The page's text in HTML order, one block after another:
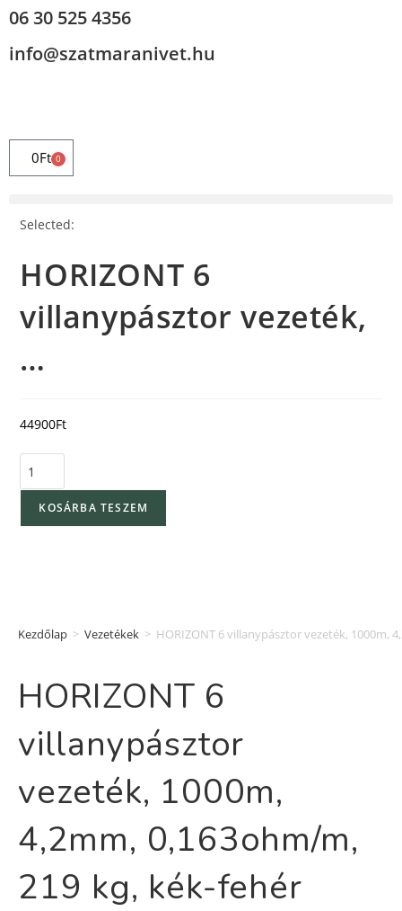
06 30 525 4356
info@szatmaranivet.hu
0Ft 0
Selected:
HORIZONT 6
villanypásztor vezeték,
…
44900Ft
KOSÁRBA TESZEM
Kezdőlap > Vezetékek > HORIZONT 6 villanypásztor vezeték, 1000m,
HORIZONT 6
villanypásztor
vezeték, 1000m,
4,2mm, 0,163ohm/m,
219 kg, kék-fehér